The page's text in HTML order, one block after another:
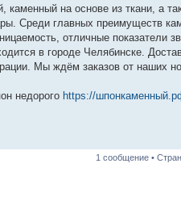
каменный на основе из ткани, а
Среди главных преимуществ
отличные показатели
в городе Челябинске.
Мы ждём заказов от наших
недорого https://
1 сообщение •